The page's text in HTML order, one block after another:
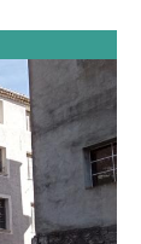
la
ans, ce
désormais